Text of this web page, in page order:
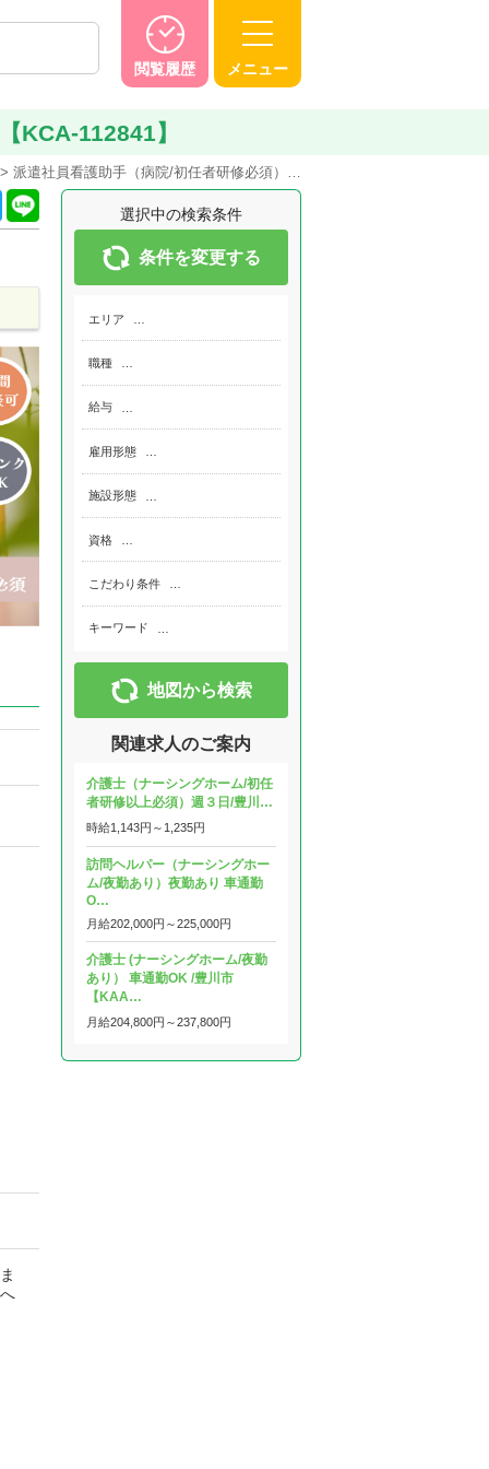
閲覧履歴 メニュー
KCA-112841】
派遣社員看護助手（病院/初任者研修必須）…
選択中の検索条件
条件を変更する
エリア
職種
給与
雇用形態
施設形態
資格
こだわり条件
キーワード
地図から検索
関連求人のご案内
介護士（ナーシングホーム/初任
者研修以上必須）週３日/豊川…
時給1,143円～ 1,235円
訪問ヘルパー（ナーシングホー
ム/夜勤あり）夜勤あり 車通勤
O…
月給202,000円～225,000円
介護士 (ナーシングホーム/夜勤
あり） 車通勤OK /豊川市
【KAA…
月給204,800円～237,800円